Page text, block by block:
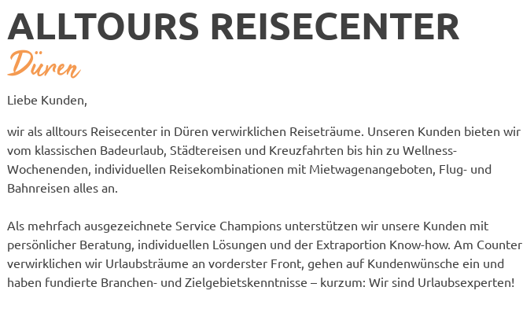
ALLTOURS REISECENTER
Düren
Liebe Kunden,
wir als alltours Reisecenter in Düren verwirklichen Reiseträume. Unseren Kunden bieten wir
vom klassischen Badeurlaub, Städtereisen und Kreuzfahrten bis hin zu Wellness-
Wochenenden, individuellen Reisekombinationen mit Mietwagenangeboten, Flug- und
Bahnreisen alles an.
Als mehrfach ausgezeichnete Service Champions unterstützen wir unsere Kunden mit
persönlicher Beratung, individuellen Lösungen und der Extraportion Know-how. Am Counter
verwirklichen wir Urlaubsträume an vorderster Front, gehen auf Kundenwünsche ein und
haben fundierte Branchen- und Zielgebietskenntnisse – kurzum: Wir sind Urlaubsexperten!